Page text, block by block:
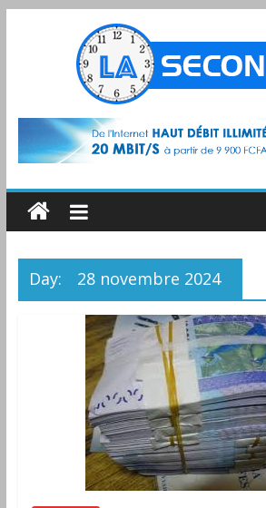
Day: 28 novembre 2024